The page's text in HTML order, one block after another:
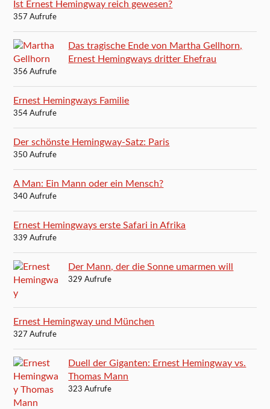
Ist Ernest Hemingway reich gewesen?
357 Aufrufe
Das tragische Ende von Martha Gellhorn,
Ernest Hemingways dritter Ehefrau
356 Aufrufe
Ernest Hemingways Familie
354 Aufrufe
Der schönste Hemingway-Satz: Paris
350 Aufrufe
A Man: Ein Mann oder ein Mensch?
340 Aufrufe
Ernest Hemingways erste Safari in Afrika
339 Aufrufe
Der Mann, der die Sonne umarmen will
329 Aufrufe
Ernest Hemingway und München
327 Aufrufe
Duell der Giganten: Ernest Hemingway vs.
Thomas Mann
323 Aufrufe